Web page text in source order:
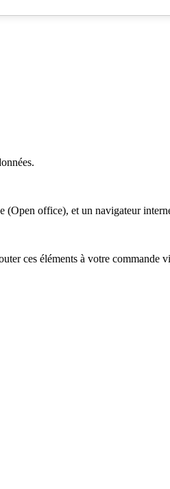
(Open office), et un navigateur
ces éléments à votre commande